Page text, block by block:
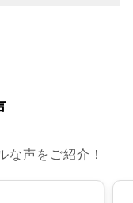
な声をご紹介！